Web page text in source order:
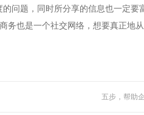
问题，同时所分享的信息也一定要
务也是一个社交网络，想要真正地
五步，帮助
语言处理、机器学习、数据挖掘 等技术
能强大、高性价比的特点，成为了越来越